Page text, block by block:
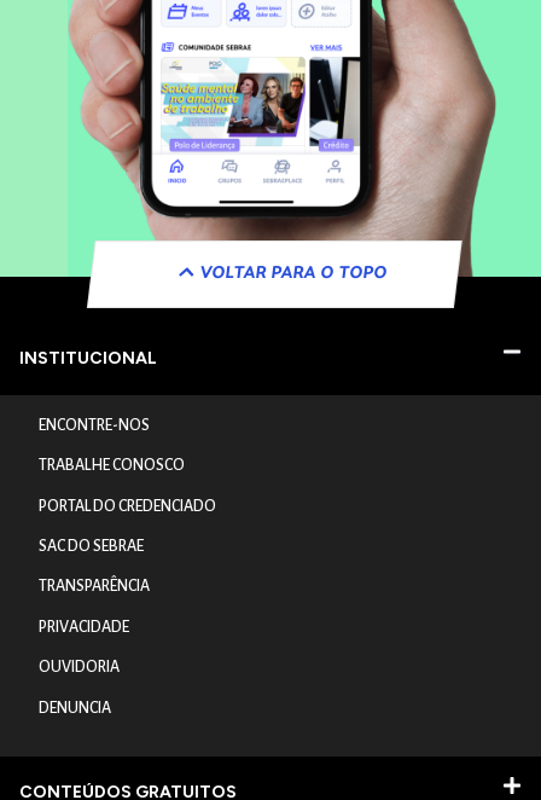
VOLTAR PARA O TOPO
INSTITUCIONAL
ENCONTRE-NOS
TRABALHE CONOSCO
PORTAL DO CREDENCIADO
SAC DO SEBRAE
TRANSPARÊNCIA
PRIVACIDADE
OUVIDORIA
DENUNCIA
CONTEÚDOS GRATUITOS